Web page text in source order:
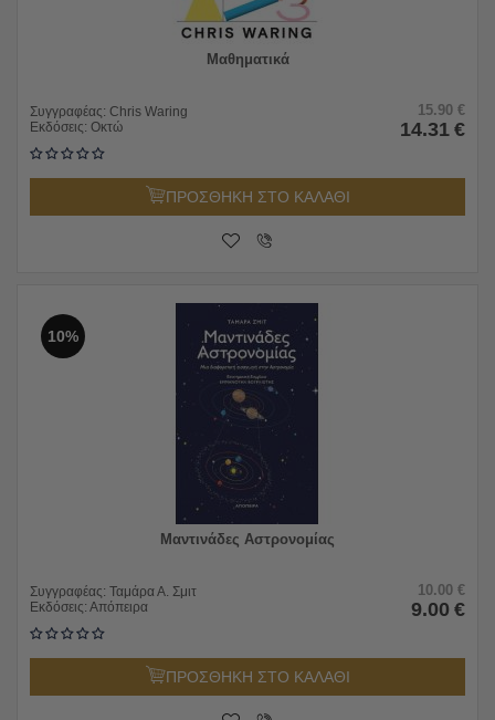
Μαθηματικά
Συγγραφέας: Chris Waring
Εκδόσεις: Οκτώ
15.90 €
14.31 €
ΠΡΟΣΘΗΚΗ ΣΤΟ ΚΑΛΑΘΙ
10%
Μαντινάδες Αστρονομίας
Συγγραφέας: Ταμάρα Α. Σμιτ
Εκδόσεις: Απόπειρα
10.00 €
9.00 €
ΠΡΟΣΘΗΚΗ ΣΤΟ ΚΑΛΑΘΙ